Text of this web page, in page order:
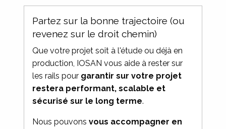
Partez sur la bonne trajectoire (ou
revenez sur le droit chemin)
Que votre projet soit à l'étude ou déjà en
production, IOSAN vous aide à rester sur
les rails pour garantir sur votre projet
restera performant, scalable et
sécurisé sur le long terme.
Nous pouvonsvous accompagner en